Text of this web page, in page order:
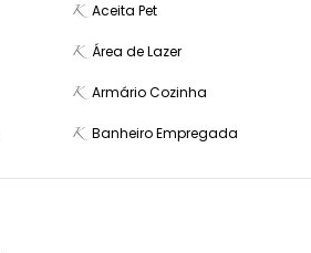
Aceita Pet
Área de Lazer
Armário Cozinha
Banheiro Empregada